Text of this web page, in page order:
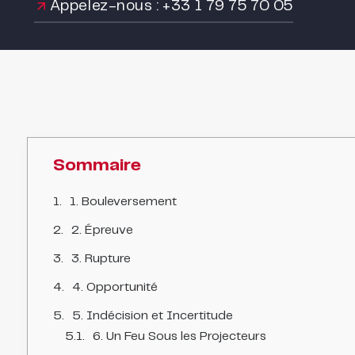
Appelez-nous : +33 1 79 75 70 05
Sommaire
1. Bouleversement
2. Épreuve
3. Rupture
4. Opportunité
5. Indécision et Incertitude
6. Un Feu Sous les Projecteurs